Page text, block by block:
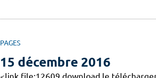
PAGES
15 décembre 2016